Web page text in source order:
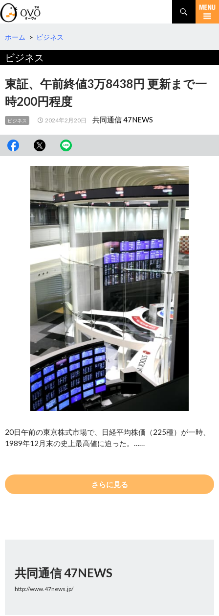
検
索
コ
テ
へ
移
動
ホーム > ビジネス
ビジネス
東証、午前終値3万8438円 更新まで一
時200円程度
ビジネス 2024年2月20日 共同通信 47NEWS
20日午前の東京株式市場で、日経平均株価（225種）が一時、
1989年12月末の史上最高値に迫った。……
さらに見る
共同通信 47NEWS
http://www.47news.jp/